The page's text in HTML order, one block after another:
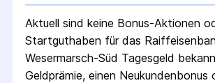
Aktuell sind keine Bonus-Aktionen
Startguthaben für das
Wesermarsch-Süd Tagesgeld
Geldprämie, einen Neukundenbonus